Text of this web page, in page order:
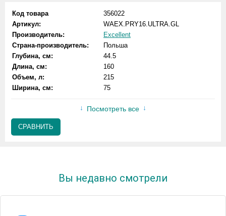
Код товара
356022
Артикул:
WAEX.PRY16.ULTRA.GL
Производитель:
Excellent
Страна-производитель:
Польша
Глубина, см:
44.5
Длина, см:
160
Объем, л:
215
Ширина, см:
75
Посмотреть все
СРАВНИТЬ
Вы недавно смотрели